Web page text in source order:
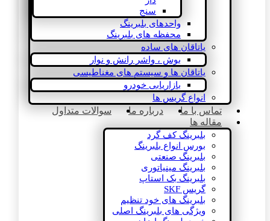
سنج
واحدهای بلبرینگ
محفظه های بلبرینگ
یاتاقان های ساده
بوش ، واشر رانش و نوار
یاتاقان ها و سیستم های مغناطیسی
بازاریابی خودرو
انواع گریس ها
تماس با ما درباره ما
سوالات متداول
مقاله ها
بلبرینگ کف گرد
بورس انواع بلبرینگ
بلبرینگ صنعتی
بلبرینگ مینیاتوری
بلبرینگ بک استاپ
گریس SKF
بلبرینگ های خود تنظیم
ویژگی های بلبرینگ اصلی